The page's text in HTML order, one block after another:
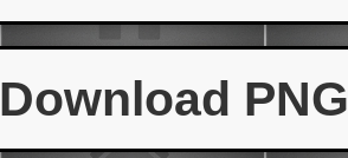
Download PNG